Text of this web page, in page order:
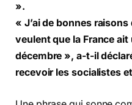
».
« J’ai de bonnes
veulent que la France
décembre », a-t-il
recevoir les socialistes